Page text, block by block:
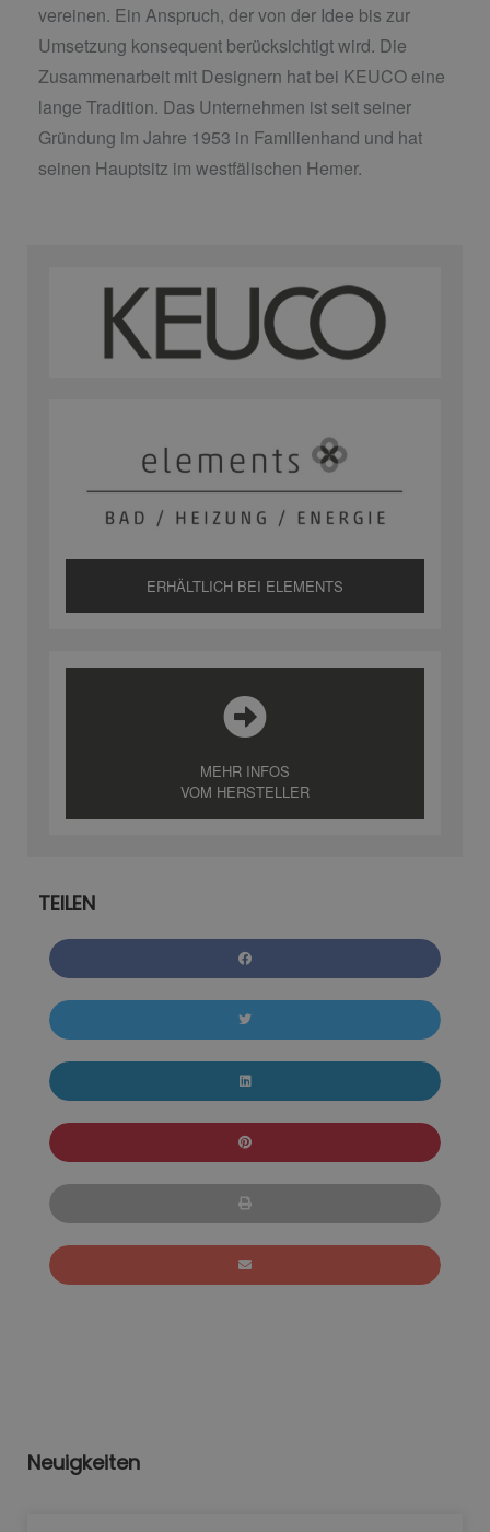
vereinen. Ein Anspruch, der von der Idee bis zur
Umsetzung konsequent berücksichtigt wird. Die
Zusammenarbeit mit Designern hat bei KEUCO eine
lange Tradition. Das Unternehmen ist seit seiner
Gründung im Jahre 1953 in Familienhand und hat
seinen Hauptsitz im westfälischen Hemer.
ERHÄLTLICH BEI ELEMENTS
MEHR INFOS
VOM HERSTELLER
TEILEN
Neuigkeiten